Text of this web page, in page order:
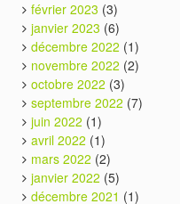
février 2023 (3)
janvier 2023 (6)
décembre 2022 (1)
novembre 2022 (2)
octobre 2022 (3)
septembre 2022 (7)
juin 2022 (1)
avril 2022 (1)
mars 2022 (2)
janvier 2022 (5)
décembre 2021 (1)